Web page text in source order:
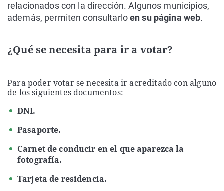
relacionados con la dirección. Algunos municipios,
además, permiten consultarloen su página web.
¿Qué se necesita para ir a votar?
Para poder votar se necesita ir acreditado con alguno
de los siguientes documentos:
DNI.
Pasaporte.
Carnet de conducir en el que aparezca la
fotografía.
Tarjeta de residencia.